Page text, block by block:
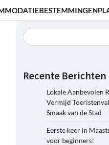
BESTEMMINGEN
Recente Berichten
Lokale Aanbevolen
Vermijd
Smaak van de Stad
Eerste keer in
voor beginners!